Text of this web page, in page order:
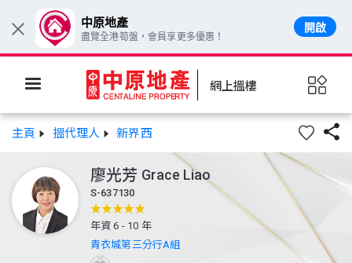
網上搵樓
主頁 搵代理人 新界西 
廖光芳 Grace Liao
S-637130
年資 6 - 10 年
青衣城第三分行A組
× 中原地產
盡覽全港筍盤，會員享更多優惠！
開啟